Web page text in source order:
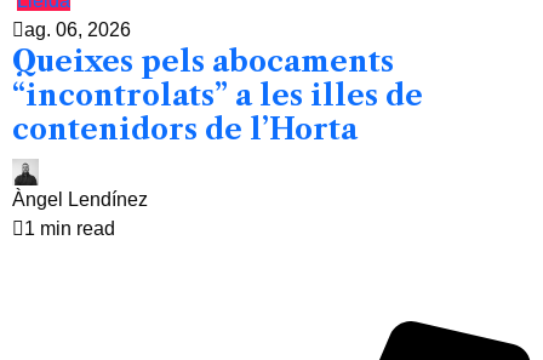
ag. 06, 2026
Queixes pels abocaments
“incontrolats” a les illes de
contenidors de l’Horta
Àngel Lendínez
1 min read